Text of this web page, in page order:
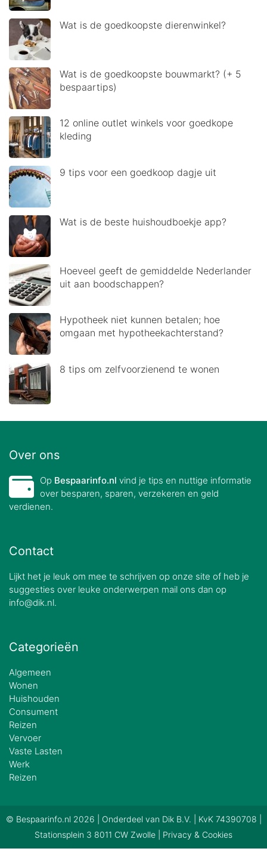
Wat is de goedkoopste dierenwinkel?
Wat is de goedkoopste bouwmarkt? (+ 5
bespaartips)
12 online outlet winkels voor goedkope
kleding
9 tips voor een goedkoop dagje uit
Wat is de beste huishoudboekje app?
Hoeveel geeft de gemiddelde Nederlander
uit aan boodschappen?
Hypotheek niet kunnen betalen; hoe
omgaan met hypotheekachterstand?
8 tips om zelfvoorzienend te wonen
Over ons
Op Bespaarinfo.nl vind je tips en nuttige informatie
over besparen, sparen, verzekeren en geld
verdienen.
Contact
Lijkt het je leuk om mee te schrijven op onze site of heb je
suggesties over leuke onderwerpen mail ons dan op
info@dik.nl.
Categorieën
Algemeen
Wonen
Huishouden
Consument
Reizen
Vervoer
Vaste Lasten
Werk
Reizen
© Bespaarinfo.nl 2026 | Onderdeel van Dik B.V. | KvK 74390708 |
Stationsplein 3 8011 CW Zwolle | Privacy & Cookies